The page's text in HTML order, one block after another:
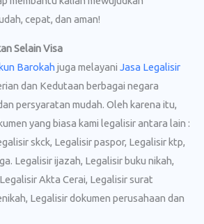
cepat, dan aman!
Selain Visa
Barokah juga melayani Jasa Legalisir
dan Kedutaan berbagai negara
persyaratan mudah. Oleh karena itu,
yang biasa kami legalisir antara lain :
skck, Legalisir paspor, Legalisir ktp,
Legalisir ijazah, Legalisir buku nikah,
Akta Cerai, Legalisir surat
Legalisir dokumen perusahaan dan